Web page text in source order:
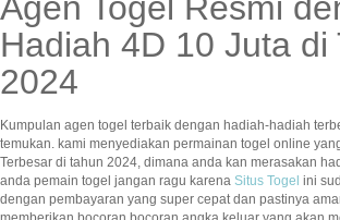
Hadiah 4D 10 Juta di
2024
Kumpulan agen togel terbaik dengan hadiah-hadiah
temukan. kami menyediakan permainan togel online
Terbesar di tahun 2024, dimana anda kan merasakan
anda pemain togel jangan ragu karena Situs Togel ini
dengan pembayaran yang super cepat dan pastinya